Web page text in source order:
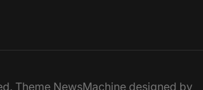
Theme NewsMachine designed by